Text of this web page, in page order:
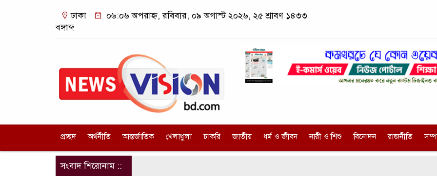
ঢাকা
০৬:০৬ অপরাহ্ন, রবিবার, ০৯ অগাস্ট ২০২৬, ২৫ শ্রাবণ ১৪৩৩
বঙ্গাব্দ
প্রচ্ছদ অর্থনীতি আন্তর্জাতিক খেলাধুলা চাকরি জাতীয় ধর্ম ও জীবন নারী ও শিশু বিনোদন রাজনীতি
সংবাদ শিরোনাম ::